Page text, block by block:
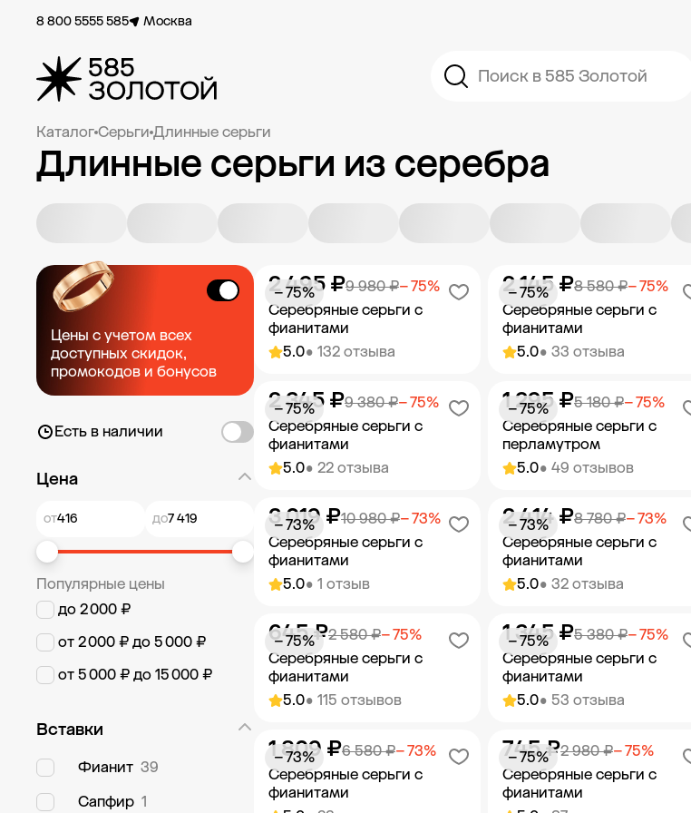
8 800 5555 585 Москва
Поиск в 585 Золотой
Каталог Серьги Длинные серьги
Длинные серьги из серебра
Цены с учетом всех
доступных скидок,
промокодов и бонусов
Есть в наличии
Цена
от до
Популярные цены
до 2 000 ₽
от 2 000 ₽ до 5 000 ₽
от 5 000 ₽ до 15 000 ₽
Вставки
Фианит 39
Сапфир 1
5.0• 132 отзыва
Серебряные серьги с
фианитами
9 980 ₽− 75%
2 495 ₽
− 75%
Добавить в корзину
5.0• 33 отзыва
Серебряные серьги с
фианитами
8 580 ₽− 75%
2 145 ₽
− 75%
Добавить в корзину
5.0• 22 отзыва
Серебряные серьги с
фианитами
9 380 ₽− 75%
2 345 ₽
− 75%
Добавить в корзину
5.0• 49 отзывов
Серебряные серьги с
перламутром
5 180 ₽− 75%
1 295 ₽
− 75%
Добавить в корзину
5.0• 1 отзыв
Серебряные серьги с
фианитами
10 980 ₽− 73%
3 019 ₽
− 73%
Добавить в корзину
5.0• 32 отзыва
Серебряные серьги с
фианитами
8 780 ₽− 73%
2 414 ₽
− 73%
Добавить в корзину
5.0• 115 отзывов
Серебряные серьги с
фианитами
2 580 ₽− 75%
645 ₽
− 75%
Добавить в корзину
5.0• 53 отзыва
Серебряные серьги с
фианитами
5 380 ₽− 75%
1 345 ₽
− 75%
Добавить в корзину
Серебряные серьги с
фианитами
6 580 ₽− 73%
1 809 ₽
− 73%
Серебряные серьги с
фианитами
2 980 ₽− 75%
745 ₽
− 75%